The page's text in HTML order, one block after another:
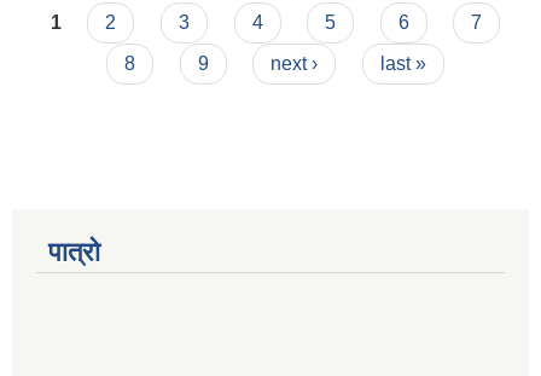
Pages
1 2 3 4 5 6
7
8
9 next › last »
पात्रो